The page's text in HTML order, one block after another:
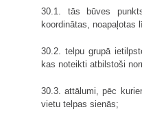
30.1. tās būves
koordinātas, noapaļotas
30.2. telpu grupā
kas noteikti atbilstoši
30.3. attālumi, pēc
vietu telpas sienās;